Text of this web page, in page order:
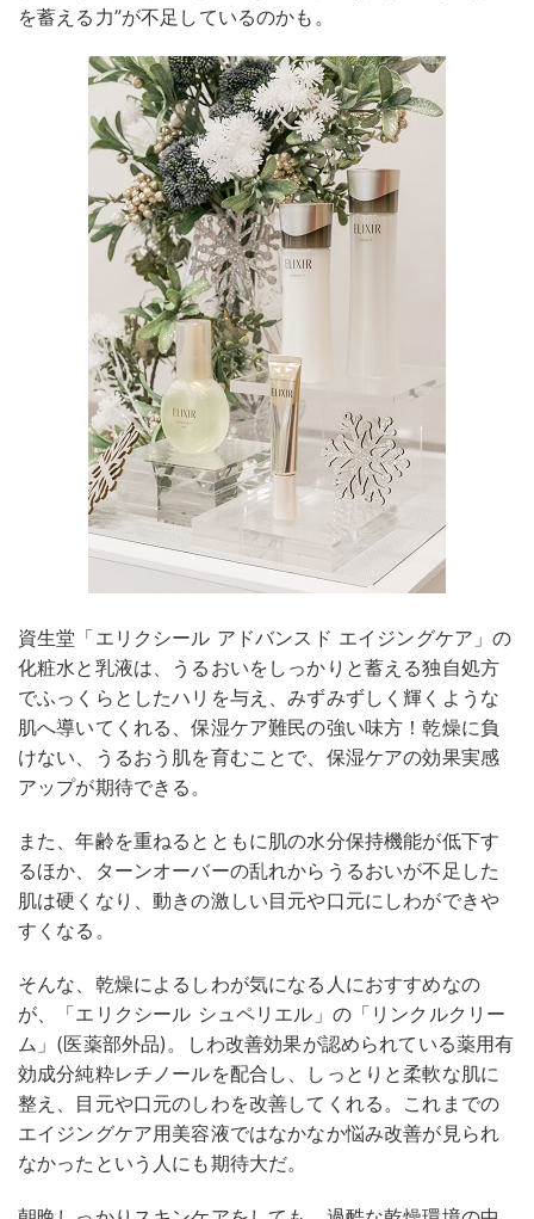
を蓄える力”が不足しているのかも。
資生堂「エリクシール アドバンスド エイジングケア」の
化粧水と乳液は、うるおいをしっかりと蓄える独自処方
でふっくらとしたハリを与え、みずみずしく輝くような
肌へ導いてくれる、保湿ケア難民の強い味方！乾燥に負
けない、うるおう肌を育むことで、保湿ケアの効果実感
アップが期待できる。
また、年齢を重ねるとともに肌の水分保持機能が低下す
るほか、ターンオーバーの乱れからうるおいが不足した
肌は硬くなり、動きの激しい目元や口元にしわができや
すくなる。
そんな、乾燥によるしわが気になる人におすすめなの
が、「エリクシール シュペリエル」の「リンクルクリー
ム」(医薬部外品)。しわ改善効果が認められている薬用有
効成分純粋レチノールを配合し、しっとりと柔軟な肌に
整え、目元や口元のしわを改善してくれる。これまでの
エイジングケア用美容液ではなかなか悩み改善が見られ
なかったという人にも期待大だ。